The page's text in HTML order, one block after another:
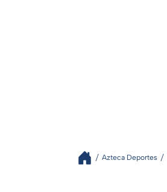
Azteca Deportes